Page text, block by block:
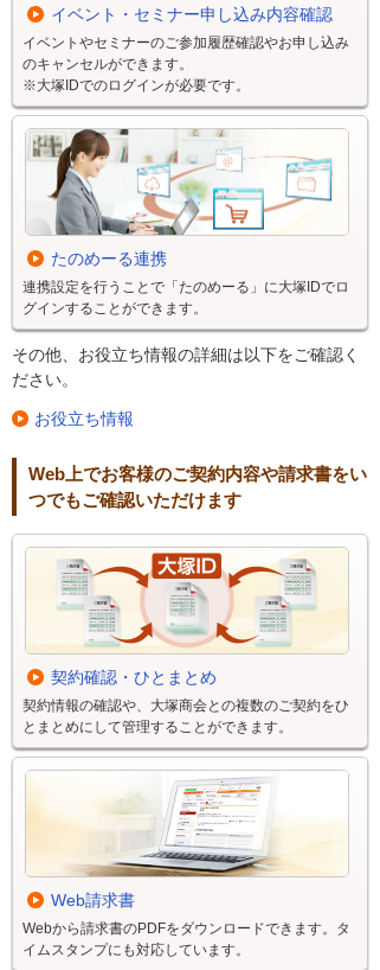
イベント・セミナー申し込み内容確認
イベントやセミナーのご参加履歴確認やお申し込み
のキャンセルができます。
※大塚IDでのログインが必要です。
たのめーる連携
連携設定を行うことで「たのめーる」に大塚IDでロ
グインすることができます。
その他、お役立ち情報の詳細は以下をご確認く
ださい。
お役立ち情報
Web上でお客様のご契約内容や請求書をい
つでもご確認いただけます
契約確認・ひとまとめ
契約情報の確認や、大塚商会との複数のご契約をひ
とまとめにして管理することができます。
Web請求書
Webから請求書のPDFをダウンロードできます。タ
イムスタンプにも対応しています。